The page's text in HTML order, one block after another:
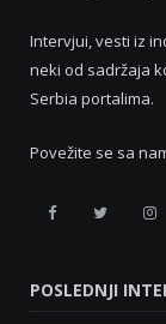
Intervjui, vesti iz
neki od sadržaja
Serbia portalima.
Povežite se sa
Retail
Facebook
Retail
Twitter
POSLEDNJI